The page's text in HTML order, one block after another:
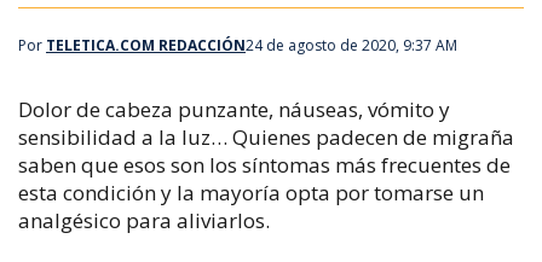
Por TELETICA.COM REDACCIÓN24 de agosto de 2020, 9:37 AM
Dolor de cabeza punzante, náuseas, vómito y
sensibilidad a la luz… Quienes padecen de migraña
saben que esos son los síntomas más frecuentes de
esta condición y la mayoría opta por tomarse un
analgésico para aliviarlos.